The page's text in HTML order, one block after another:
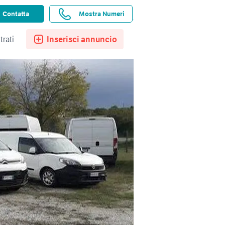
Ricerche salvate Preferiti
Inserisci annuncio
Contatta Mostra Numeri